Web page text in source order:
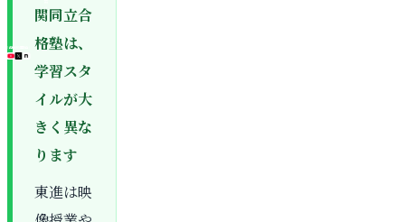
コ
ラ
ム
\ 各種SNS更新中 /
関同立合
格塾は、
学習スタ
イルが大
きく異な
ります
東進は映